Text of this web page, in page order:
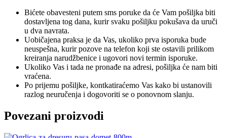
Bićete obavesteni putem sms poruke da će Vam pošiljka biti
dostavljena tog dana, kurir svaku pošiljku pokušava da uruči
u dva navrata.
Uobičajena praksa je da Vas, ukoliko prva isporuka bude
neuspešna, kurir pozove na telefon koji ste ostavili prilikom
kreiranja narudžbenice i ugovori novi termin isporuke.
Ukoliko Vas i tada ne pronađe na adresi, pošiljka će nam biti
vraćena.
Po prijemu pošiljke, kontkatiraćemo Vas kako bi ustanovili
razlog neuručenja i dogovoriti se o ponovnom slanju.
Povezani proizvodi